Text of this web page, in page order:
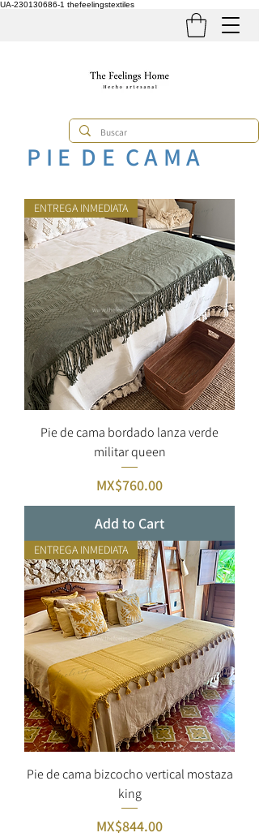
UA-230130686-1 thefeelingstextiles
P I E D E C A M A
ENTREGA INMEDIATA
Pie de cama bordado lanza verde
militar queen
Price
MX$760.00
Add to Cart
ENTREGA INMEDIATA
Pie de cama bizcocho vertical mostaza
king
Price
MX$844.00